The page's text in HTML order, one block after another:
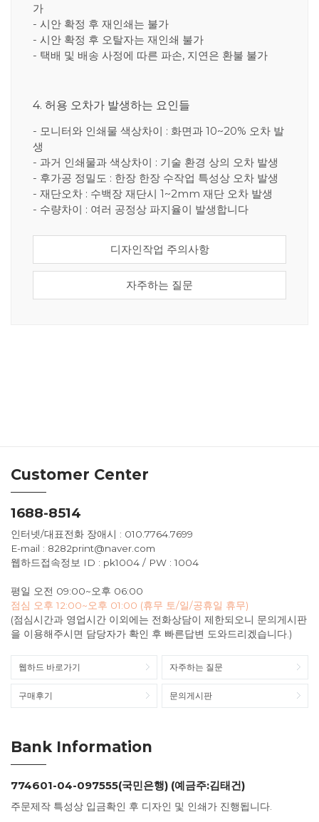
가
- 시안 확정 후 재인쇄는 불가
- 시안 확정 후 오탈자는 재인쇄 불가
- 택배 및 배송 사정에 따른 파손, 지연은 환불 불가
4. 허용 오차가 발생하는 요인들
- 모니터와 인쇄물 색상차이 : 화면과 10~20% 오차 발
생
- 과거 인쇄물과 색상차이 : 기술 환경 상의 오차 발생
- 후가공 정밀도 : 한장 한장 수작업 특성상 오차 발생
- 재단오차 : 수백장 재단시 1~2mm 재단 오차 발생
- 수량차이 : 여러 공정상 파지율이 발생합니다
디자인작업 주의사항
자주하는 질문
Customer Center
1688-8514
인터넷/대표전화 장애시 : 010.7764.7699
E-mail : 8282print@naver.com
웹하드접속정보 ID : pk1004 / PW : 1004
평일 오전 09:00~오후 06:00
점심 오후 12:00~오후 01:00 (휴무 토/일/공휴일 휴무)
(점심시간과 영업시간 이외에는 전화상담이 제한되오니 문의게시판
을 이용해주시면 담당자가 확인 후 빠른답변 도와드리겠습니다.)
웹하드 바로가기 자주하는 질문
구매후기 문의게시판
Bank Information
774601-04-097555(국민은행) (예금주:김태건)
주문제작 특성상 입금확인 후 디자인 및 인쇄가 진행됩니다.